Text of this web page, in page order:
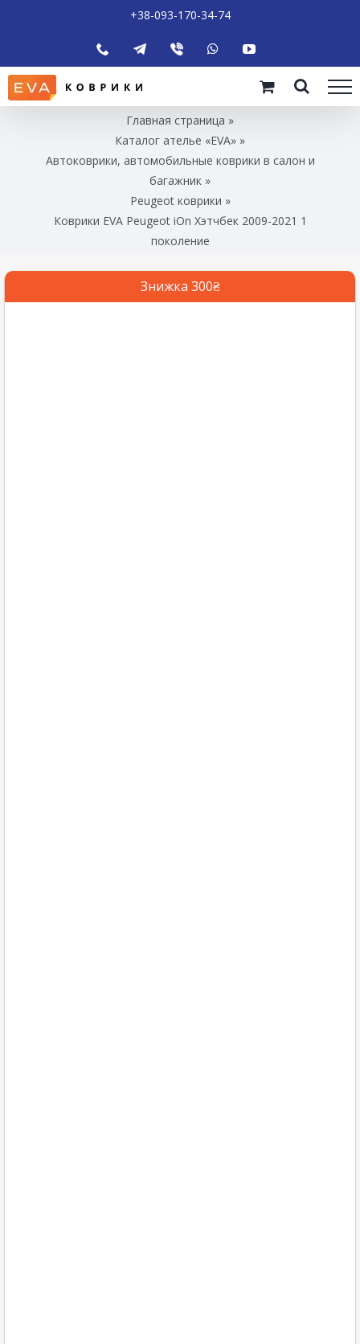
+38-093-170-34-74
Главная страница »
Каталог ателье «EVA» »
Автоковрики, автомобильные коврики в салон и
багажник »
Peugeot коврики »
Коврики EVA Peugeot iOn Хэтчбек 2009-2021 1
поколение
Знижка 300₴